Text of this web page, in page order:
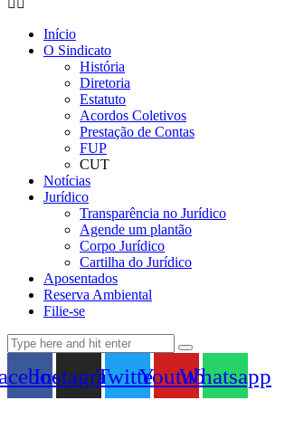
Início
O Sindicato
História
Diretoria
Estatuto
Acordos Coletivos
Prestação de Contas
FUP
CUT
Notícias
Jurídico
Transparência no Jurídico
Agende um plantão
Corpo Jurídico
Cartilha do Jurídico
Aposentados
Reserva Ambiental
Filie-se
InstagramTwitterYoutubeWhatsapp